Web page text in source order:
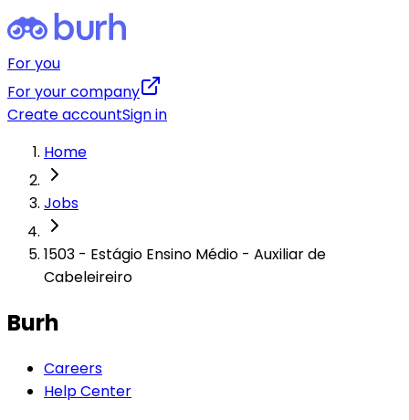
For you
For your company
Create accountSign in
Home
Jobs
1503 - Estágio Ensino Médio - Auxiliar de
Cabeleireiro
Burh
Careers
Help Center